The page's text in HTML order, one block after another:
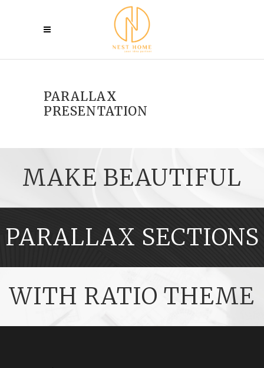
PARALLAX
PRESENTATION
MAKE BEAUTIFUL
PARALLAX SECTIONS
WITH RATIO THEME